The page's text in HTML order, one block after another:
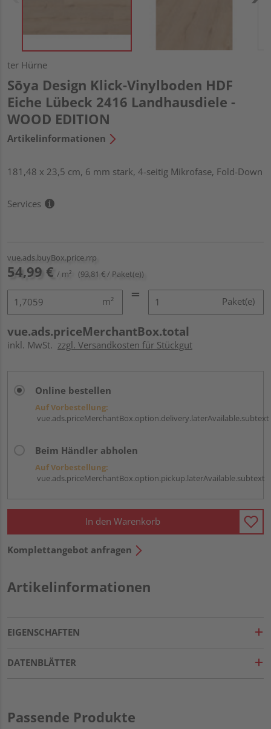
ter Hürne
Sōya Design Klick-Vinylboden HDF
Eiche Lübeck 2416 Landhausdiele -
WOOD EDITION
Artikelinformationen
181,48 x 23,5 cm, 6 mm stark, 4-seitig Mikrofase, Fold-Down
Services
vue.ads.buyBox.price.rrp
54,99 € / m² (93,81 € / Paket(e))
m² Paket(e)
vue.ads.priceMerchantBox.total
inkl. MwSt. zzgl. Versandkosten für Stückgut
Online bestellen
Auf Vorbestellung:
vue.ads.priceMerchantBox.option.delivery.laterAvailable.subtext
Beim Händler abholen
Auf Vorbestellung:
vue.ads.priceMerchantBox.option.pickup.laterAvailable.subtext
In den Warenkorb
Komplettangebot anfragen
Artikelinformationen
EIGENSCHAFTEN
DATENBLÄTTER
Passende Produkte